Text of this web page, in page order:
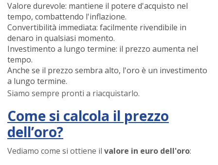
Valore durevole: mantiene il potere d'acquisto nel
tempo, combattendo l'inflazione.
Convertibilità immediata: facilmente rivendibile in
denaro in qualsiasi momento.
Investimento a lungo termine: il prezzo aumenta nel
tempo.
Anche se il prezzo sembra alto, l'oro è un investimento
a lungo termine.
Siamo sempre pronti a riacquistarlo.
Come si calcola il prezzo
dell’oro?
Vediamo come si ottiene il valore in euro dell'oro: